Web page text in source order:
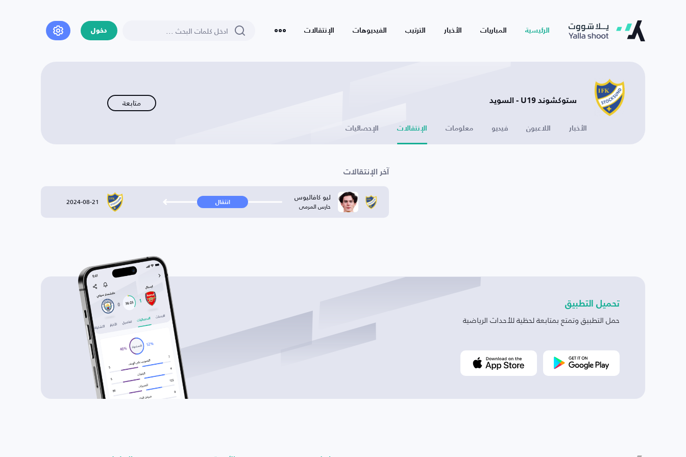
الرئيسية المباريات الأخبار الترتيب الفيديوهات الإنتقالات دخول
ستوكشوند U19 - السويد متابعة
الأخبار اللاعبون فيديو معلومات الإنتقالات الإحصائيات
آخر الإنتقالات
ليو كافاليوس
حارس المرمى انتقال 2024-08-21
تحميل التطبيق
حمل التطبيق وتمتع بمتابعة لحظية للأحداث الرياضية